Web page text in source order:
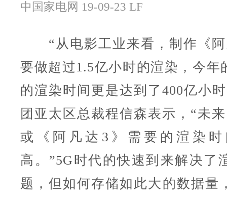
中国家电网 19-09-23 LF
“从电影工业来看，制作《阿
要做超过1.5亿小时的渲染，今年
的渲染时间更是达到了400亿小
团亚太区总裁程信森表示，“未
或《阿凡达3》需要的渲染
高。”5G时代的快速到来解决了
题，但如何存储如此大的数据量